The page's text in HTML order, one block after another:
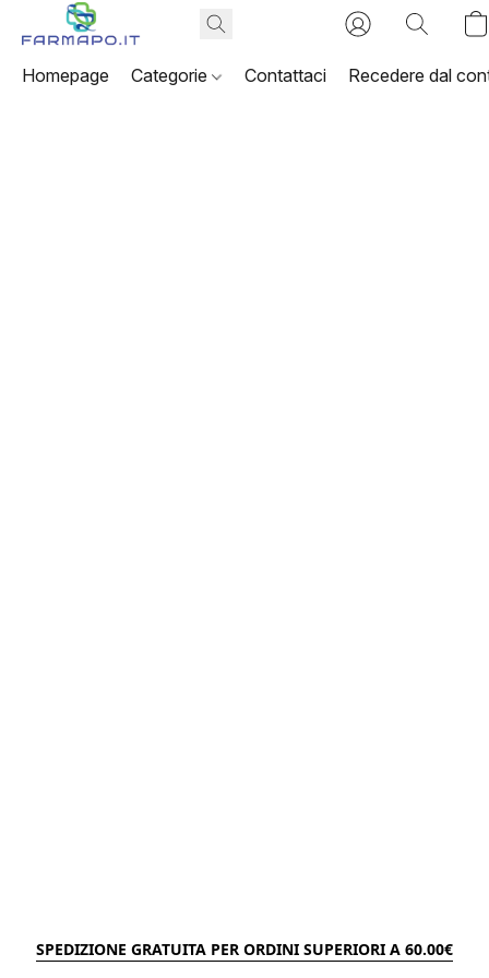
Homepage Categorie Contattaci Recedere dal
SPEDIZIONE GRATUITA PER ORDINI SUPERIORI A 60.00€